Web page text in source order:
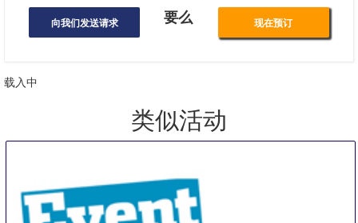
向我们发送请求 要么 现在预订
载入中
类似活动